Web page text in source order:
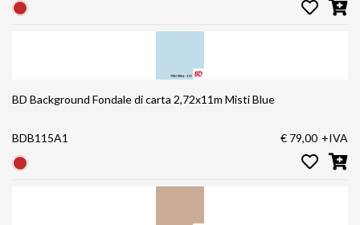
BD Background Fondale di carta 2,72x11m Misti Blue
BDB115A1 € 79,00 +IVA